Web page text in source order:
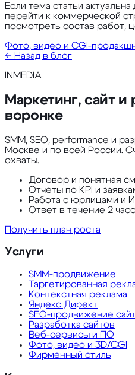
Если тема статьи
перейти к коммерческой
посмотреть состав работ,
Фото, видео и CGI-
← Назад в блог
INMEDIA
Маркетинг, сайт и
воронке
SMM, SEO, performance и
Москве и по всей России.
охваты.
Договор и понятная
Отчеты по KPI и
Работа с юрлицами и
Ответ в течение 2
Получить план роста
Услуги
SMM-продвижение
Таргетированная
Контекстная реклама
Яндекс Директ
SEO-продвижение
Разработка сайтов
Веб-сервисы и ПО
Фото, видео и 3D/CGI
Фирменный стиль